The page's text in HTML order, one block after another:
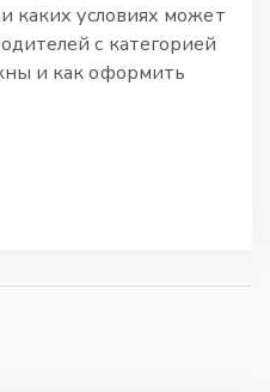
каких условиях может
с категорией
и как оформить